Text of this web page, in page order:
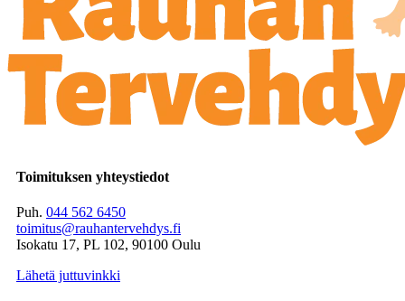
Toimituksen yhteystiedot
Puh. 044 562 6450
toimitus@rauhantervehdys.fi
Isokatu 17, PL 102, 90100 Oulu
Lähetä juttuvinkki